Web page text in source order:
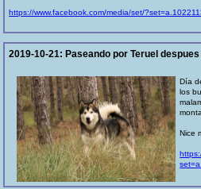
https://www.facebook.com/media/set/
2019-10-21:Paseando por Teruel
Día
los
Nice